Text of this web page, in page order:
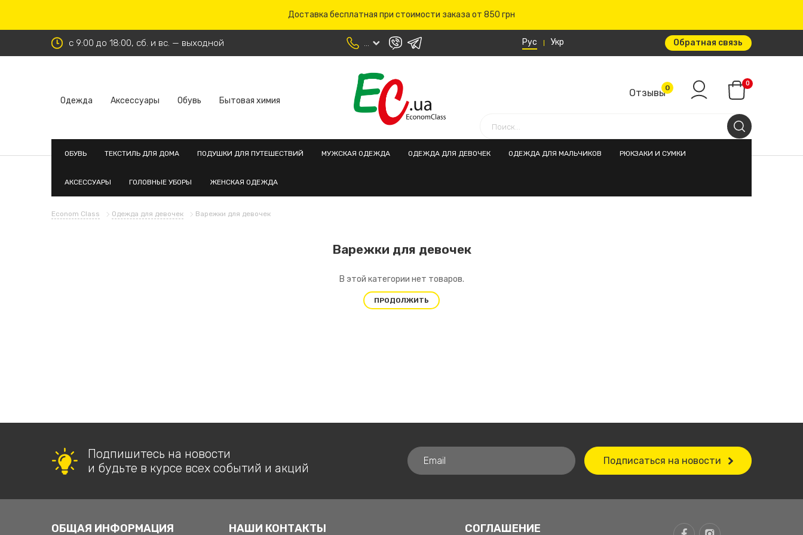
Доставка бесплатная при стоимости заказа от 850 грн
с 9:00 до 18:00, сб. и вс. — выходной ... Рус Укр Обратная связь
Одежда Аксессуары Обувь Бытовая химия
Отзывы0
0
ОБУВЬ ТЕКСТИЛЬ ДЛЯ ДОМА ПОДУШКИ ДЛЯ ПУТЕШЕСТВИЙ МУЖСКАЯ ОДЕЖДА ОДЕЖДА ДЛЯ ДЕВОЧЕК ОДЕЖДА ДЛЯ МАЛЬЧИКОВ РЮКЗАКИ И СУМКИ
АКСЕССУАРЫ ГОЛОВНЫЕ УБОРЫ ЖЕНСКАЯ ОДЕЖДА
Econom Class Одежда для девочек Варежки для девочек
Варежки для девочек
В этой категории нет товаров.
ПРОДОЛЖИТЬ
Подпишитесь на новости
и будьте в курсе всех событий и акций
Подписаться на новости
ОБЩАЯ ИНФОРМАЦИЯ НАШИ КОНТАКТЫ СОГЛАШЕНИЕ